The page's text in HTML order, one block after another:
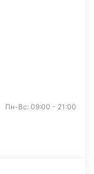
Пн-Вс: 09:00 - 21:00